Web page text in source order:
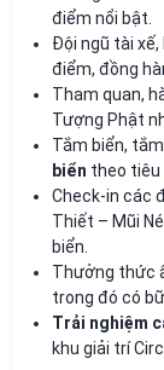
điểm nổi bật.
Đội ngũ tài
điểm, đồng
Tham quan,
Tượng Phật
Tắm biển,
biển theo tiêu
Check-in các
Thiết – Mũi
biển.
Thưởng thức
trong đó có
Trải nghiệm
khu giải trí